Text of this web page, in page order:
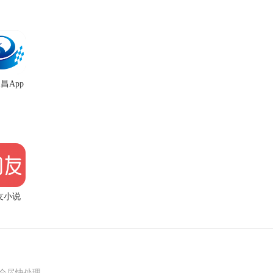
App
小说